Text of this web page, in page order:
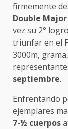
firmemente
Double Major
vez su 2°
triunfar en el
3000m, grama,
septiembre.
Enfrentando
ejemplares
7-½ cuerpos